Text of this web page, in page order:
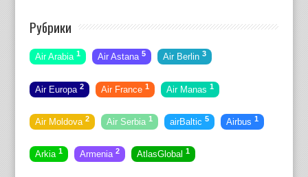
Рубрики
Air Arabia 1 Air Astana 5 Air Berlin 3
Air Europa 2 Air France 1 Air Manas 1
Air Moldova 2 Air Serbia 1 airBaltic 5 Airbus 1
Arkia 1 Armenia 2 AtlasGlobal 1